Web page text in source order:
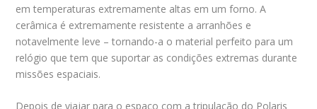
em temperaturas extremamente altas em um forno. A
cerâmica é extremamente resistente a arranhões e
notavelmente leve – tornando-a o material perfeito para um
relógio que tem que suportar as condições extremas durante
missões espaciais.
Depois de viajar para o espaço com a tripulação do Polaris